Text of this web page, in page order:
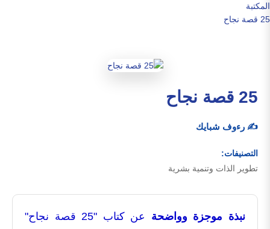
المكتبة
25 قصة نجاح
25 قصة نجاح
✍️ رءوف شبايك
التصنيفات:
تطوير الذات وتنمية بشرية
نبذة موجزة وواضحة
عن كتاب "25 قصة نجاح"